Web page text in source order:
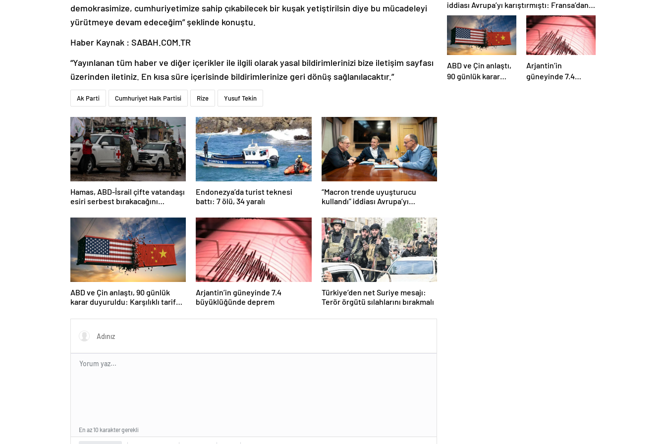
demokrasimize, cumhuriyetimize sahip çıkabilecek bir kuşak yetiştirilsin diye bu mücadeleyi
yürütmeye devam edeceğim” şeklinde konuştu.
Haber Kaynak : SABAH.COM.TR
“Yayınlanan tüm haber ve diğer içerikler ile ilgili olarak yasal bildirimlerinizi bize iletişim sayfası
üzerinden iletiniz. En kısa süre içerisinde bildirimlerinize geri dönüş sağlanılacaktır.”
Ak Parti Cumhuriyet Halk Partisi Rize Yusuf Tekin
Hamas, ABD-İsrail çifte vatandaşı
esiri serbest bırakacağını
Endonezya’da turist teknesi
battı: 7 ölü, 34 yaralı
“Macron trende uyuşturucu
kullandı” iddiası Avrupa’yı
“peçeteli” yalanlama geldi!
ABD ve Çin anlaştı, 90 günlük
karar duyuruldu: Karşılıklı tarife
Arjantin’in güneyinde 7.4
büyüklüğünde deprem
Türkiye’den net Suriye mesajı:
Terör örgütü sılahlarını bırakmalı
En az 10 karakter gerekli
iddiası Avrupa’yı karıştırmıştı: Fransa’dan
“peçeteli” yalanlama geldi!
ABD ve Çin anlaştı,
90 günlük karar
Arjantin’in
güneyinde 7.4